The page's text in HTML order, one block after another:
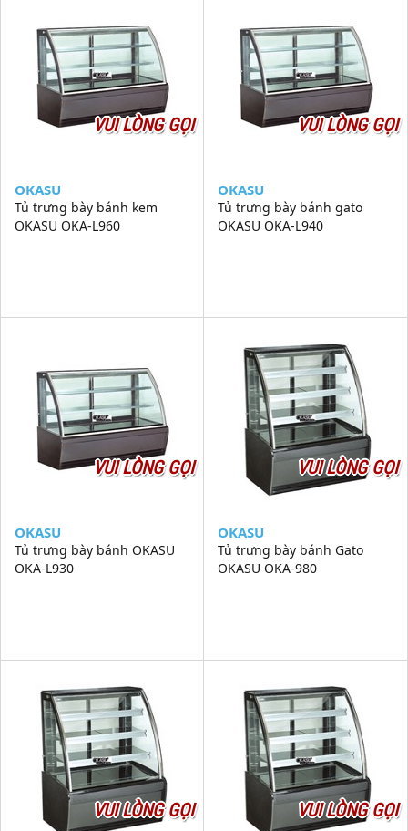
VUI LÒNG GỌI
OKASU
Tủ trưng bày bánh kem
OKASU OKA-L960
VUI LÒNG GỌI
OKASU
Tủ trưng bày bánh gato
OKASU OKA-L940
VUI LÒNG GỌI
OKASU
Tủ trưng bày bánh OKASU
OKA-L930
VUI LÒNG GỌI
OKASU
Tủ trưng bày bánh Gato
OKASU OKA-980
VUI LÒNG GỌI VUI LÒNG GỌI